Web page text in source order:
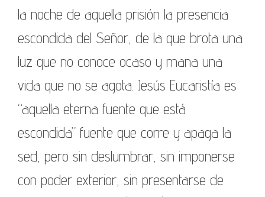
la noche de aquella prisión la presencia
escondida del Señor, de la que brota una
luz que no conoce ocaso y mana una
vida que no se agota. Jesús Eucaristía es
“aquella eterna fuente que está
escondida” fuente que corre y apaga la
sed, pero sin deslumbrar, sin imponerse
con poder exterior, sin presentarse de